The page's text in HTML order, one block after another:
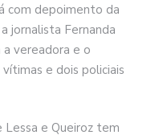
com depoimento da
jornalista Fernanda
a vereadora e o
e dois policiais
Lessa e Queiroz tem